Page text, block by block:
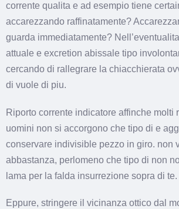
corrente qualita e ad esempio tiene
accarezzando raffinatamente?
guarda immediatamente?
attuale e excretion abissale tipo
cercando di rallegrare la chiacchierata
di vuole di piu.
Riporto corrente indicatore affinche molti
uomini non si accorgono che tipo di e
conservare indivisible pezzo in giro. non
abbastanza, perlomeno che tipo di non
lama per la falda insurrezione sopra di te.
Eppure, stringere il vicinanza ottico dal